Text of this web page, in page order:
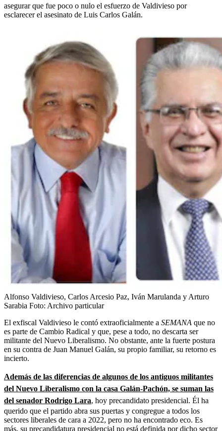
asegurar que fue poco o nulo el esfuerzo de Valdivieso por
esclarecer el asesinato de Luis Carlos Galán.
Alfonso Valdivieso, Carlos Arcesio Paz, Iván Marulanda y Arturo
Sarabia Foto: Archivo particular
El exfiscal Valdivieso le contó extraoficialmente a SEMANA que no
es parte de Cambio Radical y que, pese a todo, no descarta ser
militante del Nuevo Liberalismo. No obstante, ante la fuerte postura
en su contra de Juan Manuel Galán, su propio familiar, su retorno es
incierto.
Además de las diferencias de algunos de los antiguos militantes
del Nuevo Liberalismo con la casa Galán-Pachón, se suman las
del senador Rodrigo Lara, hoy precandidato presidencial. Él ha
querido que el partido abra sus puertas y congregue a todos los
sectores liberales de cara a 2022, pero no ha encontrado eco. Es
más, su precandidatura presidencial no está definida por dicho sector